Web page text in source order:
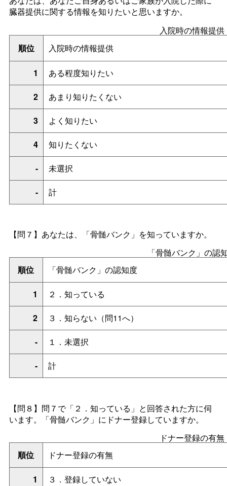
臓器提供に関する情報を知りたいと思いますか。
入院時の情報提供
順位
入院時の情報提供
1 ある程度知りたい
2 あまり知りたくない
3 よく知りたい
4 知りたくない
- 未選択
- 計
【問７】あなたは、「骨髄バンク」を知っていますか。
「骨髄バンク」の認
順位
「骨髄バンク」の認知度
1 ２．知っている
2 ３．知らない（問11へ）
- １．未選択
- 計
【問８】問７で「２．知っている」と回答された方に伺
います。「骨髄バンク」にドナー登録していますか。
ドナー登録の有無
順位
ドナー登録の有無
1 ３．登録していない